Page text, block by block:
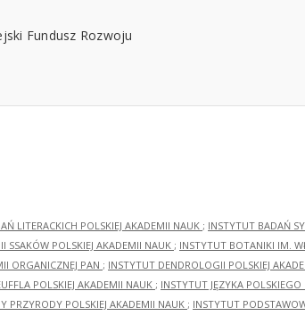
LITERACKICH POLSKIEJ AKADEMII NAUK ; INSTYTUT BADAŃ
SSAKÓW POLSKIEJ AKADEMII NAUK ; INSTYTUT BOTANIKI IM.
ORGANICZNEJ PAN ; INSTYTUT DENDROLOGII POLSKIEJ
POLSKIEJ AKADEMII NAUK ; INSTYTUT JĘZYKA
PRZYRODY POLSKIEJ AKADEMII NAUK ; INSTYTUT